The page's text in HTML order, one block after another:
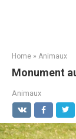
Home » Animaux
Monument
Animaux